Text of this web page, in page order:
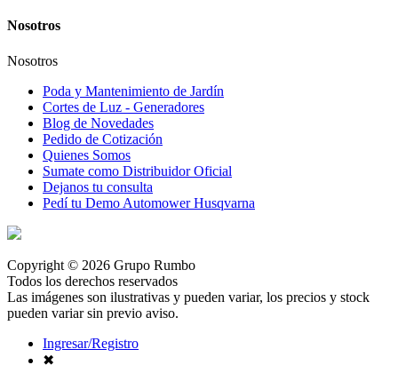
Nosotros
Nosotros
Poda y Mantenimiento de Jardín
Cortes de Luz - Generadores
Blog de Novedades
Pedido de Cotización
Quienes Somos
Sumate como Distribuidor Oficial
Dejanos tu consulta
Pedí tu Demo Automower Husqvarna
Copyright © 2026 Grupo Rumbo
Todos los derechos reservados
Las imágenes son ilustrativas y pueden variar, los precios y stock
pueden variar sin previo aviso.
Ingresar/Registro
✖